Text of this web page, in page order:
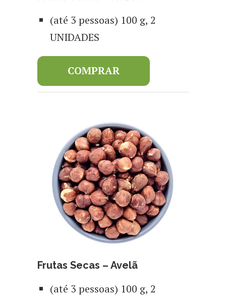
(até 3 pessoas) 100 g, 2
UNIDADES
COMPRAR
Frutas Secas – Avelã
(até 3 pessoas) 100 g, 2